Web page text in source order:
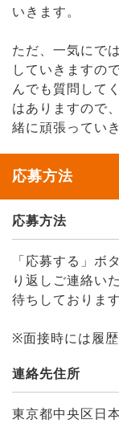
いきます。
ただ、一気にで
していきますの
んでも質問して
はありますので
緒に頑張ってい
応募方法
応募方法
「応募する」ボ
り返しご連絡い
待ちしております
※面接時には履
連絡先住所
東京都中央区日